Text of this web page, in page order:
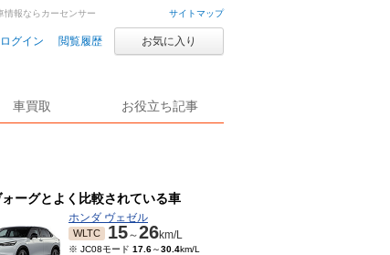
サイトマップ
ログイン 閲覧履歴 お気に入り
車買取 お役立ち記事
報ならカーセンサー
ォーグとよく比較されている車
ホンダ ヴェゼル
WLTC 15～26km/L
※ JC08モード 17.6～30.4km/L